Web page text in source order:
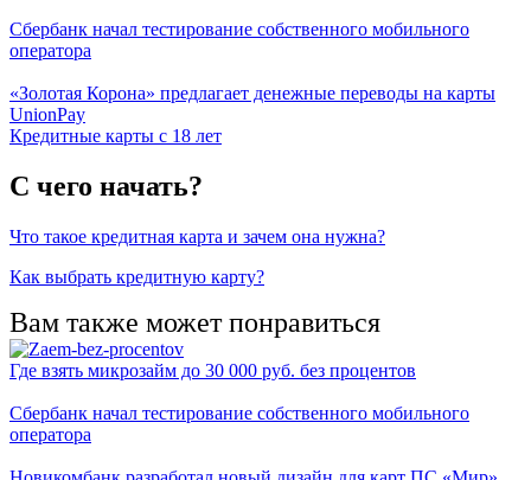
Сбербанк начал тестирование собственного мобильного
оператора
«Золотая Корона» предлагает денежные переводы на карты
UnionPay
Кредитные карты с 18 лет
С чего начать?
Что такое кредитная карта и зачем она нужна?
Как выбрать кредитную карту?
Вам также может понравиться
Где взять микрозайм до 30 000 руб. без процентов
Сбербанк начал тестирование собственного мобильного
оператора